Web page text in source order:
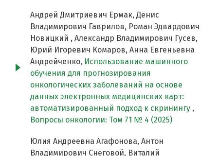
Андрей Дмитриевич Ермак, Денис
Владимирович Гаврилов, Роман Эдвардович
Новицкий , Александр Владимирович Гусев,
Юрий Игоревич Комаров, Анна Евгеньевна
Андрейченко, Использование машинного
обучения для прогнозирования
онкологических заболеваний на основе
данных электронных медицинских карт:
автоматизированный подход к скринингу ,
Вопросы онкологии: Том 71 № 4 (2025)
Юлия Андреевна Агафонова, Антон
Владимирович Снеговой, Виталий